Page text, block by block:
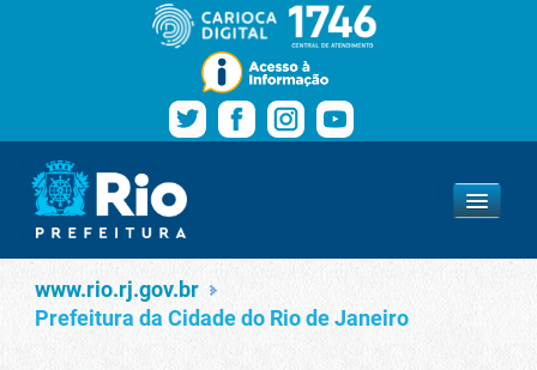
Pular para o conteúdo
Navegação
www.rio.rj.gov.br
Serviços
www.rio.rj.gov.br
Prefeitura da Cidade do Rio de Janeiro